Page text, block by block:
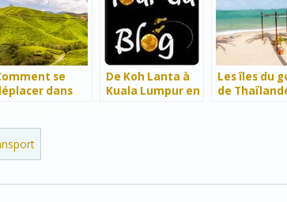
se
dans
De Koh Lanta à
Kuala Lumpur en
Les îles du
de